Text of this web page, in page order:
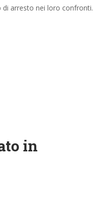
di arresto nei loro confronti.
in